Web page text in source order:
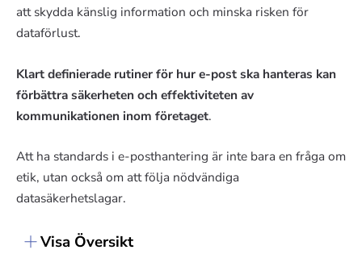
att skydda känslig information och minska risken för
dataförlust.
Klart definierade rutiner för hur e-post ska hanteras kan
förbättra säkerheten och effektiviteten av
kommunikationen inom företaget.
Att ha standards i e-posthantering är inte bara en fråga om
etik, utan också om att följa nödvändiga
datasäkerhetslagar.
Visa Översikt